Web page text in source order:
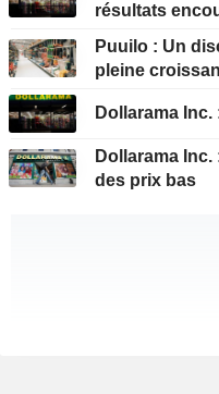
résultats
Puuilo : Un
pleine
Dollarama
Dollarama
des prix bas